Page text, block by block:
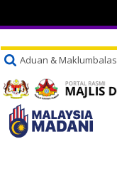
Aduan & Maklumbalas